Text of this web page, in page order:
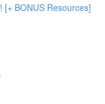
BONUS Resources]